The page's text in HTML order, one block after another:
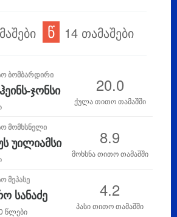
წ 14 თამაშები
ᲑᲝᲛᲑᲐᲠᲓᲘᲠᲘ
ჯონსი 20.0
ქულა თითო თამაშში
ᲛᲝᲛᲮᲡᲜᲔᲚᲘ
უილიამსი 8.9
მოხსნა თითო თამაშში
ᲛᲔᲞᲐᲡᲔ
სანაძე
წლები
4.2
პასი თითო თამაშში